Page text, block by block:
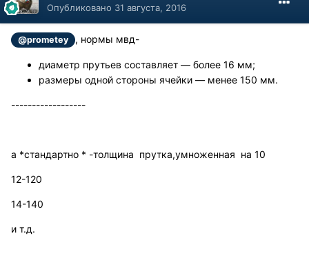
Опубликовано 31 августа, 2016
@prometey , нормы мвд-
диаметр прутьев составляет — более 16 мм;
размеры одной стороны ячейки — менее 150 мм.
------------------
а *стандартно * -толщина прутка,умноженная на 10
12-120
14-140
и т.д.